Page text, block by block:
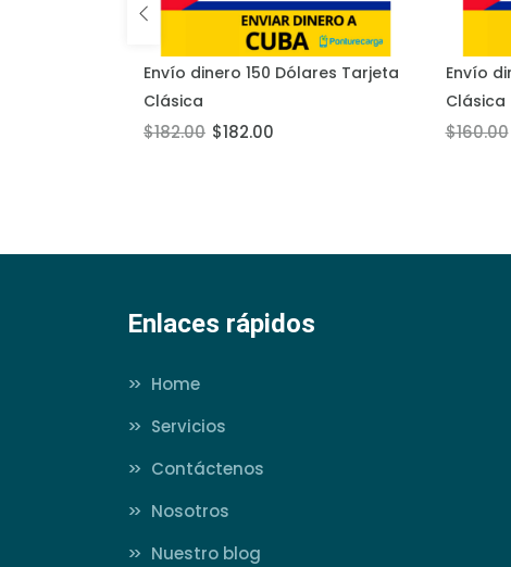
Añadir al carrito
Envío dinero 150 Dólares Tarjeta
Clásica
$182.00 $182.00
Añadir
Envío
Clásica
$160.00
Enlaces rápidos
>>
Home
>>
Servicios
>>
Contáctenos
>>
Nosotros
>>
Nuestro blog